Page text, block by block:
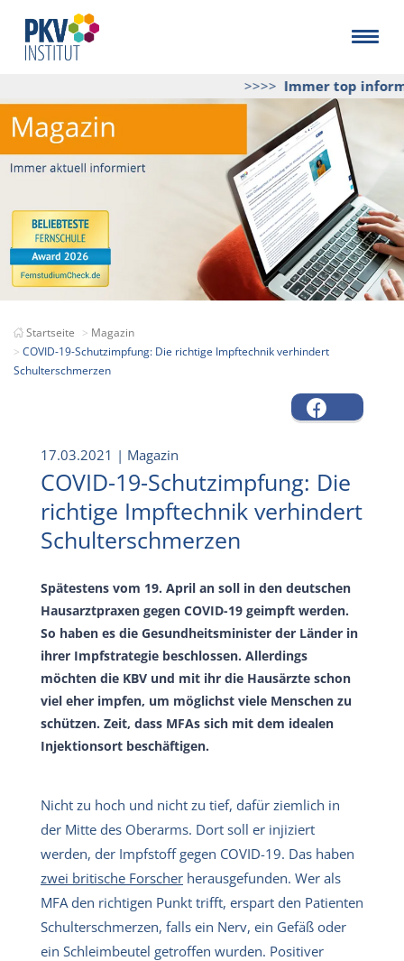
>>>>Immer top
Startseite
Magazin
COVID-19-Schutzimpfung: Die richtige Impftechnik verhindert
Schulterschmerzen
17.03.2021 | Magazin
COVID-19-Schutzimpfung: Die
richtige Impftechnik verhindert
Schulterschmerzen
Spätestens vom 19. April an soll in den deutschen
Hausarztpraxen gegen COVID-19 geimpft werden.
So haben es die Gesundheitsminister der Länder in
ihrer Impfstrategie beschlossen. Allerdings
möchten die KBV und mit ihr die Hausärzte schon
viel eher impfen, um möglichst viele Menschen zu
schützen. Zeit, dass MFAs sich mit dem idealen
Injektionsort beschäftigen.
Nicht zu hoch und nicht zu tief, dafür ziemlich in
der Mitte des Oberarms. Dort soll er injiziert
werden, der Impfstoff gegen COVID-19. Das haben
zwei britische Forscher herausgefunden. Wer als
MFA den richtigen Punkt trifft, erspart den Patienten
Schulterschmerzen, falls ein Nerv, ein Gefäß oder
ein Schleimbeutel getroffen wurden. Positiver